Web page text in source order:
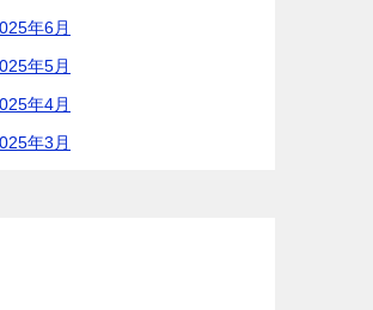
年6月
年5月
年4月
年3月